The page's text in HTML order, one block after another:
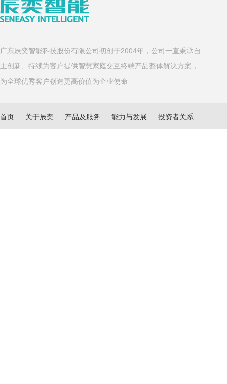
广东辰奕智能科技股份有限公司初创于2004年，公司一直秉承自
主创新、持续为客户提供智慧家庭交互终端产品整体解决方案，
为全球优秀客户创造更高价值为企业使命
首页 关于辰奕 产品及服务 能力与发展 投资者关系